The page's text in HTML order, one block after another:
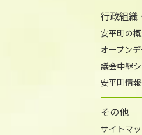
行政組織
安平町の
オープン
議会中継
安平町情
その他
サイトマ